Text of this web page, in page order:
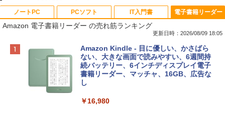
ノートPC
Apple 2026 MacBook Neo A18 Proチッ
プ搭載13インチノートブック：AIとAppl
e Intelligenceのために設計、Liquid Ret
inaディスプレイ、8GBユニファイドメモ
リ、256GB SSDストレージ、1080p Fac
PCソフト
Robloxギフトカード - 800 Robux 【限
定バーチャルアイテムを含む】 【オンラ
インゲームコード】 ロブロックス | オン
ラインコード版
IT入門書
生成AIパスポート公式テキスト 第４版
￥1,766
電子書籍リーダー
Amazon 電子書籍リーダー の売れ筋ランキング
更新日時：2026/08/09 18:05
Amazon Kindle - 目に優しい、かさばら
ない、大きな画面で読みやすい、6週間持
続バッテリー、6インチディスプレイ電子
書籍リーダー、マッチャ、16GB、広告な
し
￥16,980